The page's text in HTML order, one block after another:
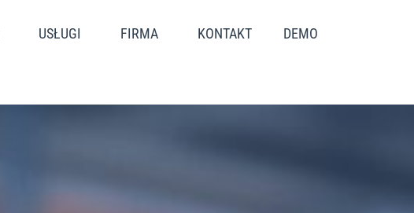
USŁUGI FIRMA KONTAKT DEMO